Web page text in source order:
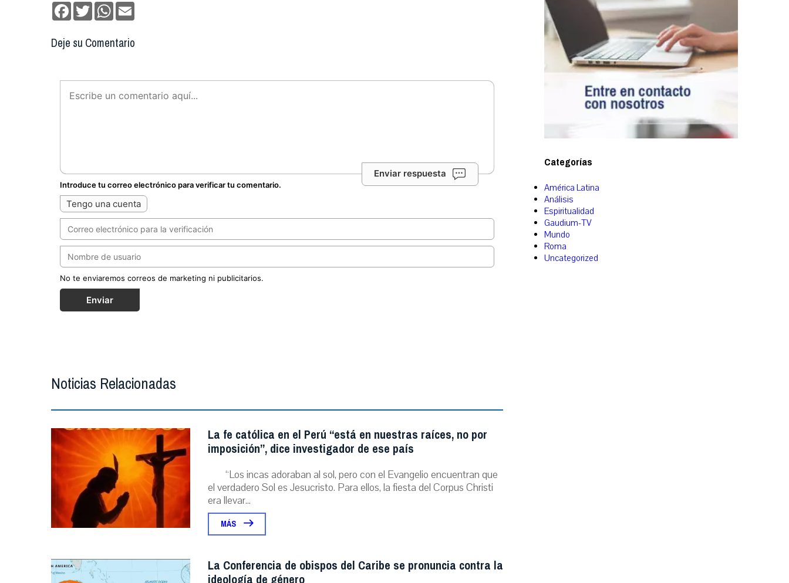
Facebook
TwitterWhatsApp
Deje su Comentario
Enviar respuesta
Introduce tu correo electrónico para verificar tu comentario.
Tengo una cuenta
No te enviaremos correos de marketing ni publicitarios.
Enviar
Noticias Relacionadas
La fe católica en el Perú “está en nuestras raíces, no por
imposición”, dice investigador de ese país
“Los incas adoraban al sol, pero con el Evangelio encuentran que
el verdadero Sol es Jesucristo. Para ellos, la fiesta del Corpus Christi
era llevar...
MÁS
La Conferencia de obispos del Caribe se pronuncia contra la
Categorías
América Latina
Análisis
Espiritualidad
Gaudium-TV
Mundo
Roma
Uncategorized